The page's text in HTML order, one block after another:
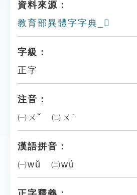
資料來源：
教育部異體字字典_𣟒
字級：
正字
注音：
㈠ㄨˇ ㈡ㄨˊ
漢語拼音：
㈠wǔ ㈡wú